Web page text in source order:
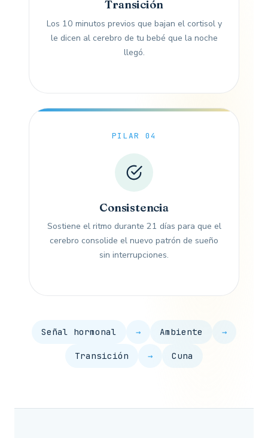
Transición
Los 10 minutos previos que bajan el cortisol y
le dicen al cerebro de tu bebé que la noche
llegó.
PILAR 04
Consistencia
Sostiene el ritmo durante 21 días para que el
cerebro consolide el nuevo patrón de sueño
sin interrupciones.
Señal hormonal → Ambiente →
Transición → Cuna